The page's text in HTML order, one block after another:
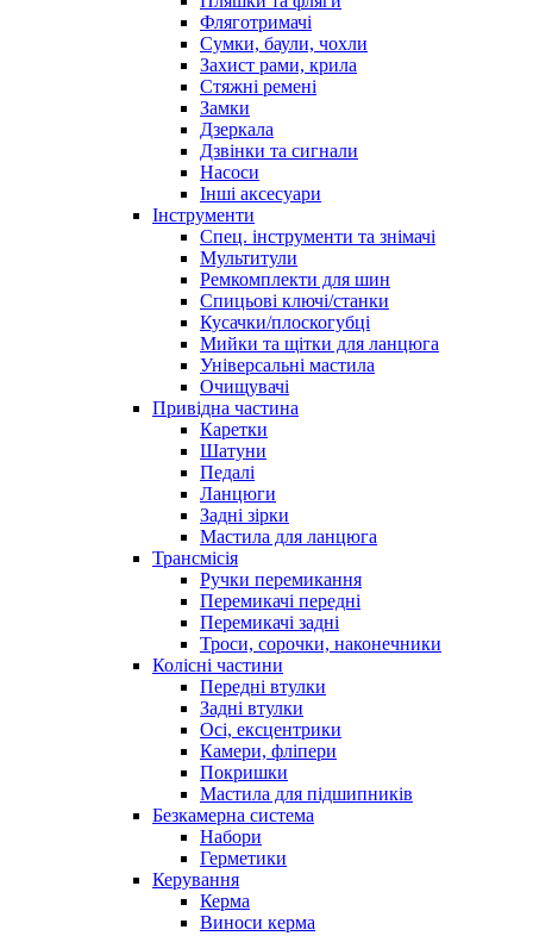
Фляготримачі
Сумки, баули, чохли
Захист рами, крила
Стяжні ремені
Замки
Дзеркала
Дзвінки та сигнали
Насоси
Інші аксесуари
Інструменти
Спец. інструменти та знімачі
Мультитули
Ремкомплекти для шин
Спицьові ключі/станки
Кусачки/плоскогубці
Мийки та щітки для ланцюга
Універсальні мастила
Очищувачі
Привідна частина
Каретки
Шатуни
Педалі
Ланцюги
Задні зірки
Мастила для ланцюга
Трансмісія
Ручки перемикання
Перемикачі передні
Перемикачі задні
Троси, сорочки, наконечники
Колісні частини
Передні втулки
Задні втулки
Осі, ексцентрики
Камери, фліпери
Покришки
Мастила для підшипників
Безкамерна система
Набори
Герметики
Керування
Керма
Виноси керма